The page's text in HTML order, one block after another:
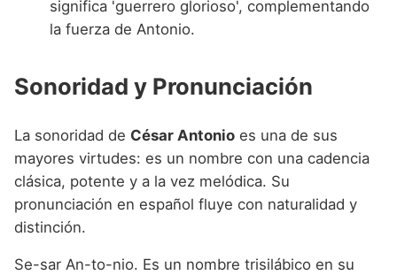
significa 'guerrero glorioso', complementando
la fuerza de Antonio.
Sonoridad y Pronunciación
La sonoridad de César Antonio es una de sus
mayores virtudes: es un nombre con una cadencia
clásica, potente y a la vez melódica. Su
pronunciación en español fluye con naturalidad y
distinción.
Se-sar An-to-nio. Es un nombre trisilábico en su